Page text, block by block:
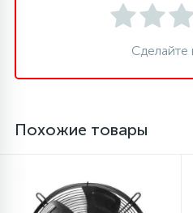
Сливные фильтры
Суппорты (ступицы)
Сделайте
Похожие товары